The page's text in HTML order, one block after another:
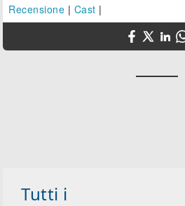
Recensione | Cast |
Tutti i